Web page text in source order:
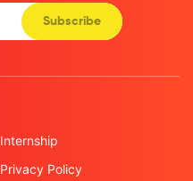
Subscribe
Internship
Privacy Policy